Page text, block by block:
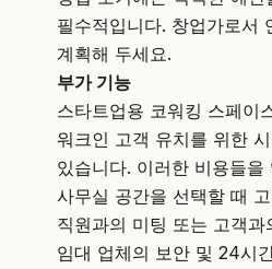
필수적입니다. 창업가로서
계획해 두세요.
부가 기능
스타트업용 코워킹 스페이
워크인 고객 유치를 위한
있습니다. 이러한 비용들
사무실 공간을 선택할 때
직원과의 미팅 또는 고객
임대 업체의 보안 및 24시